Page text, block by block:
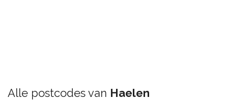
Alle postcodes van Haelen